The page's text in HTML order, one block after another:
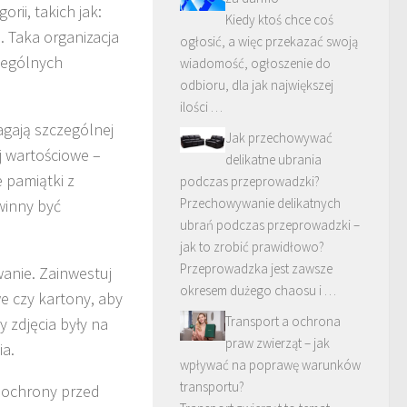
takich jak:
organizacja
szczególnej
–
pamiątki z
być
Zainwestuj
czy kartony, aby
były na
przed
Kiedy ktoś chce coś
ogłosić, a więc przekazać swoją
wiadomość, ogłoszenie do
odbioru, dla jak największej
ilości …
Jak przechowywać
delikatne ubrania
podczas przeprowadzki?
Przechowywanie delikatnych
ubrań podczas przeprowadzki –
jak to zrobić prawidłowo?
Przeprowadzka jest zawsze
okresem dużego chaosu i …
Transport a ochrona
praw zwierząt – jak
wpływać na poprawę warunków
transportu?